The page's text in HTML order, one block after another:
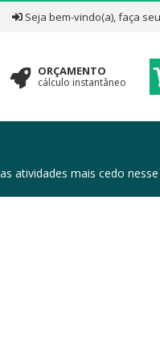
Seja bem-vindo(a), faça seu
ORÇAMENTO
cálculo instantâneo
as atividades mais cedo